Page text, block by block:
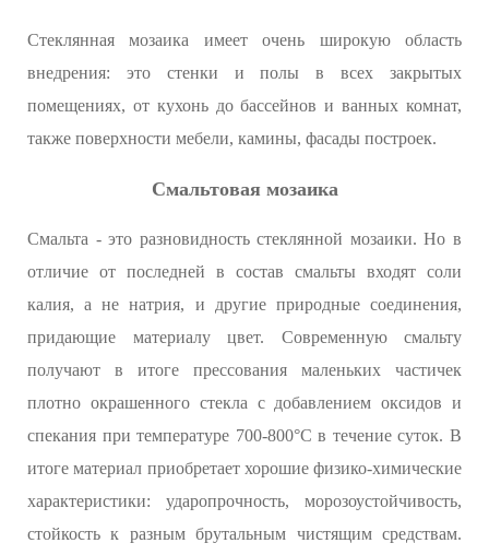
Стеклянная мозаика имеет очень широкую область
внедрения: это стенки и полы в всех закрытых
помещениях, от кухонь до бассейнов и ванных комнат,
также поверхности мебели, камины, фасады построек.
Смальтовая мозаика
Смальта - это разновидность стеклянной мозаики. Но в
отличие от последней в состав смальты входят соли
калия, а не натрия, и другие природные соединения,
придающие материалу цвет. Современную смальту
получают в итоге прессования маленьких частичек
плотно окрашенного стекла с добавлением оксидов и
спекания при температуре 700-800°C в течение суток. В
итоге материал приобретает хорошие физико-химические
характеристики: ударопрочность, морозоустойчивость,
стойкость к разным брутальным чистящим средствам.